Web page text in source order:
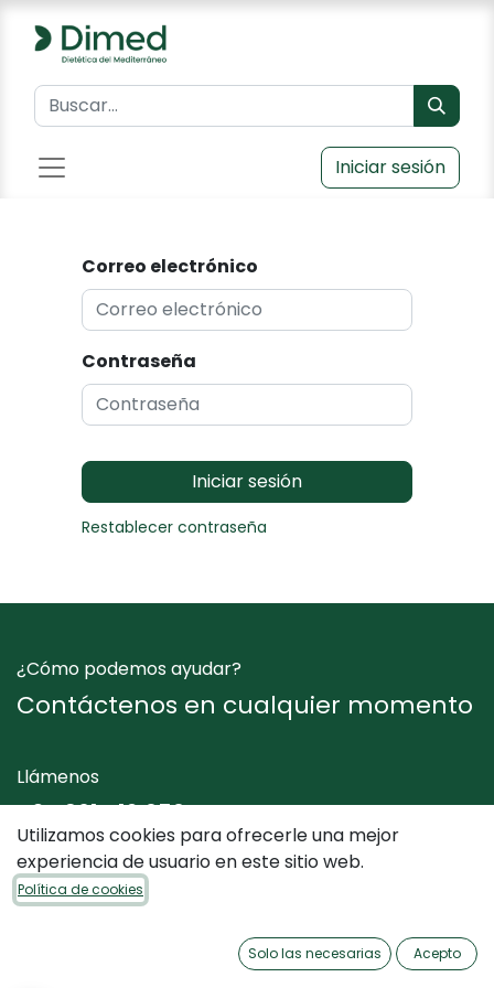
Iniciar sesión
Correo electrónico
Contraseña
Iniciar sesión
Restablecer contraseña
¿Cómo podemos ayudar?
Contáctenos en cualquier momento
Llámenos
+34 961 412 050
Envíenos un mensaje
Utilizamos cookies para ofrecerle una mejor
experiencia de usuario en este sitio web.
Política de cookies
Solo las necesarias Acepto